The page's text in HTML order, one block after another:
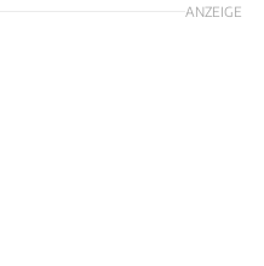
ANZEIGE